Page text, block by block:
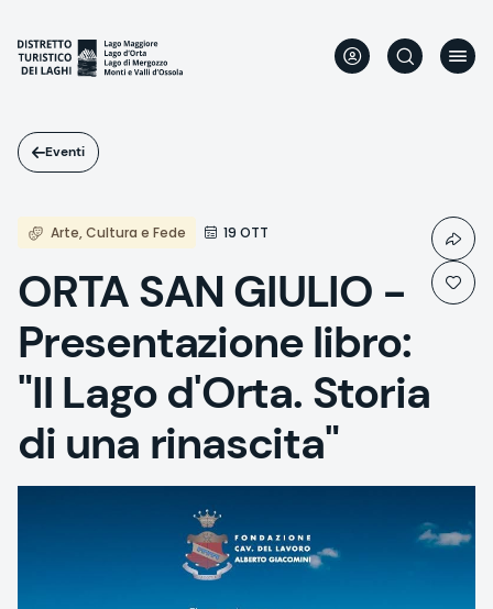
contenuto
principale
Eventi
Arte, Cultura e Fede 19 OTT
ORTA SAN GIULIO -
Presentazione libro:
"Il Lago d'Orta. Storia
di una rinascita"